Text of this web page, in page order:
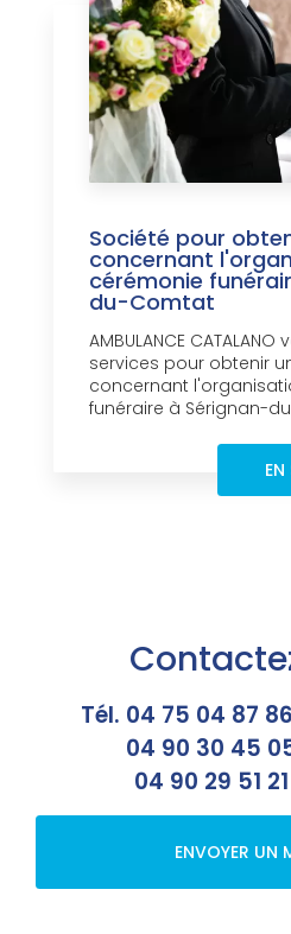
Société pour
concernant
cérémonie
du-Comtat
AMBULANCE
services pour obtenir
concernant
funéraire à Sérignan-
Tél. 04 75 04 87
04 90 30 45
04 90 29 51
ENVOYER UN